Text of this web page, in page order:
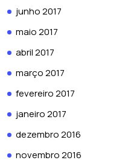
junho 2017
maio 2017
abril 2017
março 2017
fevereiro 2017
janeiro 2017
dezembro 2016
novembro 2016